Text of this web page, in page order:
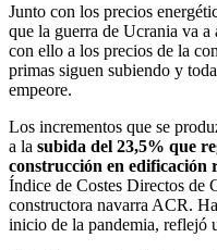
Junto con los precios
que la guerra de Ucrania va a
con ello a los precios de la
primas siguen subiendo y
empeore.
Los incrementos que se
a la subida del 23,5% que
construcción en edificación
Índice de Costes Directos de
constructora navarra ACR.
inicio de la pandemia, reflejó